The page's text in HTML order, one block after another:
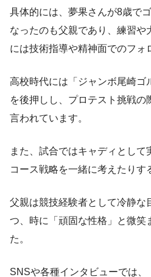
具体的には、夢果さんが8歳で
なったのも父親であり、練習や
には技術指導や精神面でのフォ
高校時代には「ジャンボ尾崎ゴ
を後押しし、プロテスト挑戦の
言われています。
また、試合ではキャディとして
コース戦略を一緒に考えたりす
父親は競技経験者として冷静な
つ、時に「頑固な性格」と微笑
た。
SNSや各種インタビューでは、